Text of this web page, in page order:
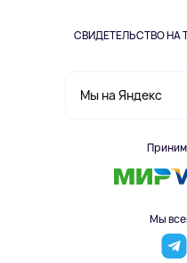
СВИДЕТЕЛЬСТВО НА
Мы на Яндекс
Мы